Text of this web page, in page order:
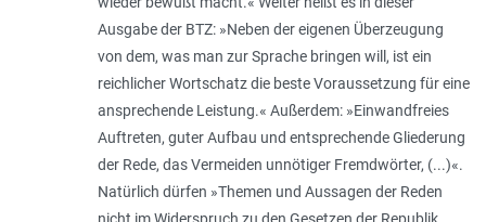
Ausgabe der BTZ: »Neben der eigenen Überzeugung
von dem, was man zur Sprache bringen will, ist ein
reichlicher Wortschatz die beste Voraussetzung für eine
ansprechende Leistung.« Außerdem: »Einwandfreies
Auftreten, guter Aufbau und entsprechende Gliederung
der Rede, das Vermeiden unnötiger Fremdwörter, (...)«.
Natürlich dürfen »Themen und Aussagen der Reden